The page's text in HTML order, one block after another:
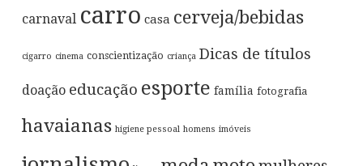
carnaval carro casa cerveja/bebidas
cigarro cinema conscientização criança Dicas de títulos
doação educação esporte família fotografia
havaianas higiene pessoal homens imóveis